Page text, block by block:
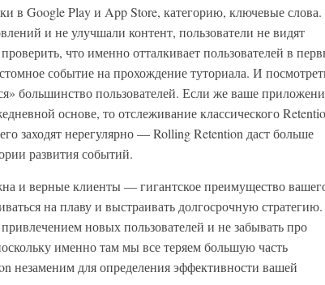
в Google Play и App Store, категорию, ключевые слова.
и не улучшали контент, пользователи не видят
что именно отталкивает пользователей в
событие на прохождение туториала. И
большинство пользователей. Если же ваше
основе, то отслеживание классического
заходят нерегулярно — Rolling Retention даст больше
развития событий.
и верные клиенты — гигантское преимущество
на плаву и выстраивать долгосрочную стратегию.
новых пользователей и не забывать про
именно там мы все теряем большую часть
незаменим для определения эффективности вашей